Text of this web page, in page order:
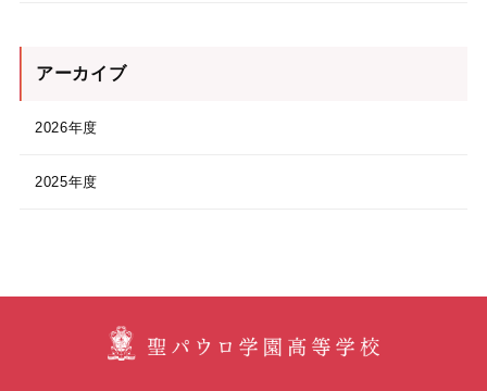
アーカイブ
2026年度
2025年度